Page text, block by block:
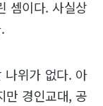
셈이다. 사실상
나위가 없다. 아
만 경인교대, 공